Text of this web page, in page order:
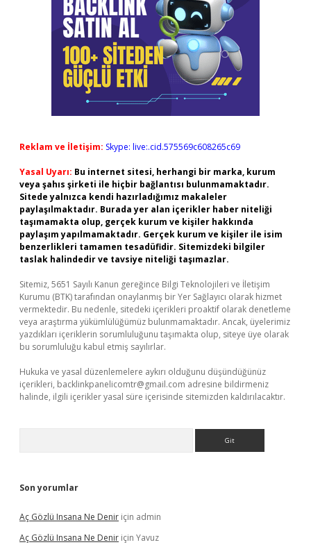
Reklam ve İletişim: Skype: live:.cid.575569c608265c69
Yasal Uyarı: Bu internet sitesi, herhangi bir marka, kurum
veya şahıs şirketi ile hiçbir bağlantısı bulunmamaktadır.
Sitede yalnızca kendi hazırladığımız makaleler
paylaşılmaktadır. Burada yer alan içerikler haber niteliği
taşımamakta olup, gerçek kurum ve kişiler hakkında
paylaşım yapılmamaktadır. Gerçek kurum ve kişiler ile isim
benzerlikleri tamamen tesadüfidir. Sitemizdeki bilgiler
taslak halindedir ve tavsiye niteliği taşımazlar.
Sitemiz, 5651 Sayılı Kanun gereğince Bilgi Teknolojileri ve İletişim
Kurumu (BTK) tarafından onaylanmış bir Yer Sağlayıcı olarak hizmet
vermektedir. Bu nedenle, sitedeki içerikleri proaktif olarak denetleme
veya araştırma yükümlülüğümüz bulunmamaktadır. Ancak, üyelerimiz
yazdıkları içeriklerin sorumluluğunu taşımakta olup, siteye üye olarak
bu sorumluluğu kabul etmiş sayılırlar.
Hukuka ve yasal düzenlemelere aykırı olduğunu düşündüğünüz
içerikleri, backlinkpanelicomtr@gmail.com adresine bildirmeniz
halinde, ilgili içerikler yasal süre içerisinde sitemizden kaldırılacaktır.
Son yorumlar
Aç Gözlü Insana Ne Denir için admin
Aç Gözlü Insana Ne Denir için Yavuz